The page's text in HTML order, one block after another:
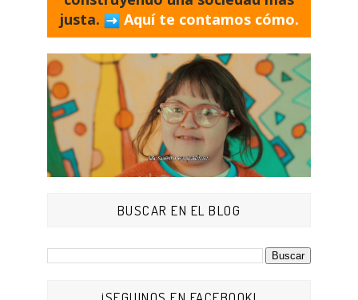
justa.
Aquí te contamos cómo.
BUSCAR EN EL BLOG